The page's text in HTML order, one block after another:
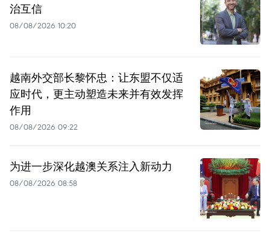
治互信
08/08/2026 10:20
越南外交部长黎怀忠：让东盟不仅适
应时代，更主动塑造未来并有效发挥
作用
08/08/2026 09:22
为进一步深化越澳关系注入新动力
08/08/2026 08:58